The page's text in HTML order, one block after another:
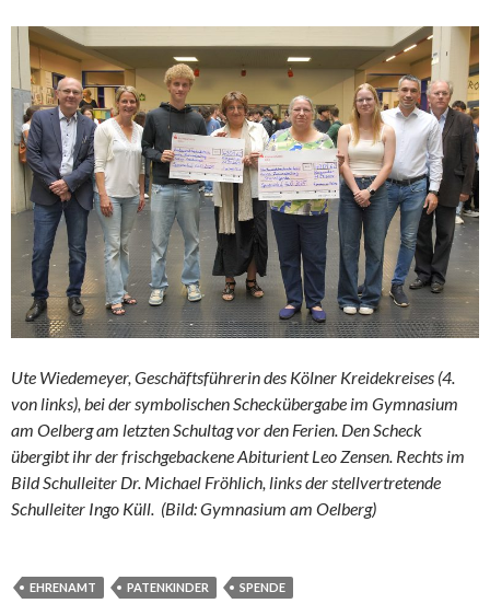
Ute Wiedemeyer, Geschäftsführerin des Kölner Kreidekreises (4.
von links), bei der symbolischen Scheckübergabe im Gymnasium
am Oelberg am letzten Schultag vor den Ferien. Den Scheck
übergibt ihr der frischgebackene Abiturient Leo Zensen. Rechts im
Bild Schulleiter Dr. Michael Fröhlich, links der stellvertretende
Schulleiter Ingo Küll. (Bild: Gymnasium am Oelberg)
EHRENAMT PATENKINDER SPENDE